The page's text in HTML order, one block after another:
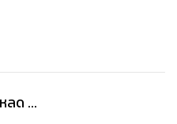
ลด ...